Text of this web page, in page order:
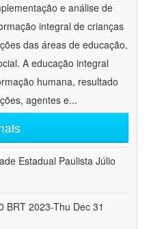
e análise de
integral de crianças
das áreas de educação,
A educação integral
humana, resultado
agentes e...
Estadual Paulista Júlio
BRT 2023-Thu Dec 31